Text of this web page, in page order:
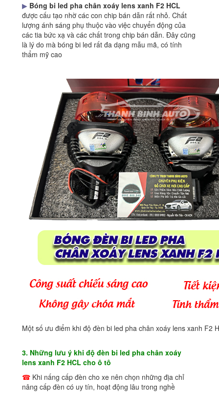
▶ Bóng bi led pha chân xoáy lens xanh F2 HCL
được cấu tạo nhờ các con chip bán dẫn rất nhỏ. Chất
lượng ánh sáng phụ thuộc vào việc chuyển động của
các tia bức xạ và các chất trong chip bán dẫn. Đây cũng
là lý do mà bóng bi led rất đa dạng mẫu mã, có tính
thẩm mỹ cao
Một số ưu điểm khi độ đèn bi led pha chân xoáy lens xanh F2
3. Những lưu ý khi độ đèn bi led pha chân xoáy
lens xanh F2 HCL cho ô tô
☎ Khi nấng cấp đèn cho xe nên chọn những địa chỉ
nâng cấp đèn có uy tín, hoạt động lâu trong nghề